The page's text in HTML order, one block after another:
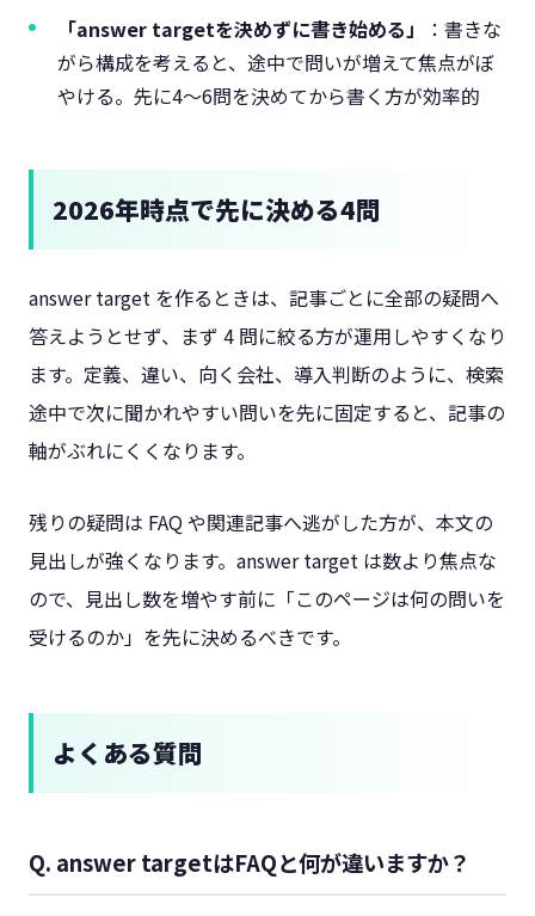
「answer targetを決めずに書き始める」
：書きな
がら構成を考えると、途中で問いが増えて焦点がぼ
やける。先に4〜6問を決めてから書く方が効率的
2026年時点で先に決める4問
answer target を作るときは、記事ごとに全部の疑問へ
答えようとせず、まず 4 問に絞る方が運用しやすくなり
ます。定義、違い、向く会社、導入判断のように、検索
途中で次に聞かれやすい問いを先に固定すると、記事の
軸がぶれにくくなります。
残りの疑問は FAQ や関連記事へ逃がした方が、本文の
見出しが強くなります。answer target は数より焦点な
ので、見出し数を増やす前に「このページは何の問いを
受けるのか」を先に決めるべきです。
よくある質問
Q. answer targetはFAQと何が違いますか？